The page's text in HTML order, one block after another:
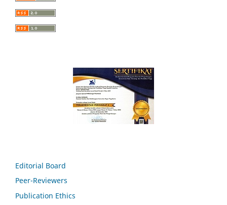
Editorial Board
Peer-Reviewers
Publication Ethics